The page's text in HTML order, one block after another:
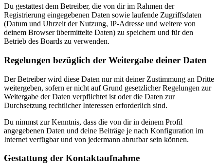
Du gestattest dem Betreiber, die von dir im Rahmen der
Registrierung eingegebenen Daten sowie laufende Zugriffsdaten
(Datum und Uhrzeit der Nutzung, IP-Adresse und weitere von
deinem Browser übermittelte Daten) zu speichern und für den
Betrieb des Boards zu verwenden.
Regelungen bezüglich der Weitergabe deiner Daten
Der Betreiber wird diese Daten nur mit deiner Zustimmung an Dritte
weitergeben, sofern er nicht auf Grund gesetzlicher Regelungen zur
Weitergabe der Daten verpflichtet ist oder die Daten zur
Durchsetzung rechtlicher Interessen erforderlich sind.
Du nimmst zur Kenntnis, dass die von dir in deinem Profil
angegebenen Daten und deine Beiträge je nach Konfiguration im
Internet verfügbar und von jedermann abrufbar sein können.
Gestattung der Kontaktaufnahme